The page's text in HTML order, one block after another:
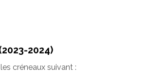
2024)
créneaux suivant :